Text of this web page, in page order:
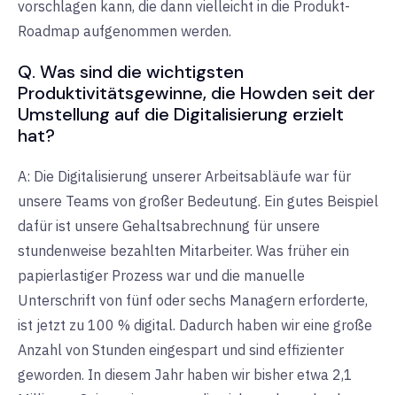
vorschlagen kann, die dann vielleicht in die Produkt-
Roadmap aufgenommen werden.
Q. Was sind die wichtigsten
Produktivitätsgewinne, die Howden seit der
Umstellung auf die Digitalisierung erzielt
hat?
A: Die Digitalisierung unserer Arbeitsabläufe war für
unsere Teams von großer Bedeutung. Ein gutes Beispiel
dafür ist unsere Gehaltsabrechnung für unsere
stundenweise bezahlten Mitarbeiter. Was früher ein
papierlastiger Prozess war und die manuelle
Unterschrift von fünf oder sechs Managern erforderte,
ist jetzt zu 100 % digital. Dadurch haben wir eine große
Anzahl von Stunden eingespart und sind effizienter
geworden. In diesem Jahr haben wir bisher etwa 2,1